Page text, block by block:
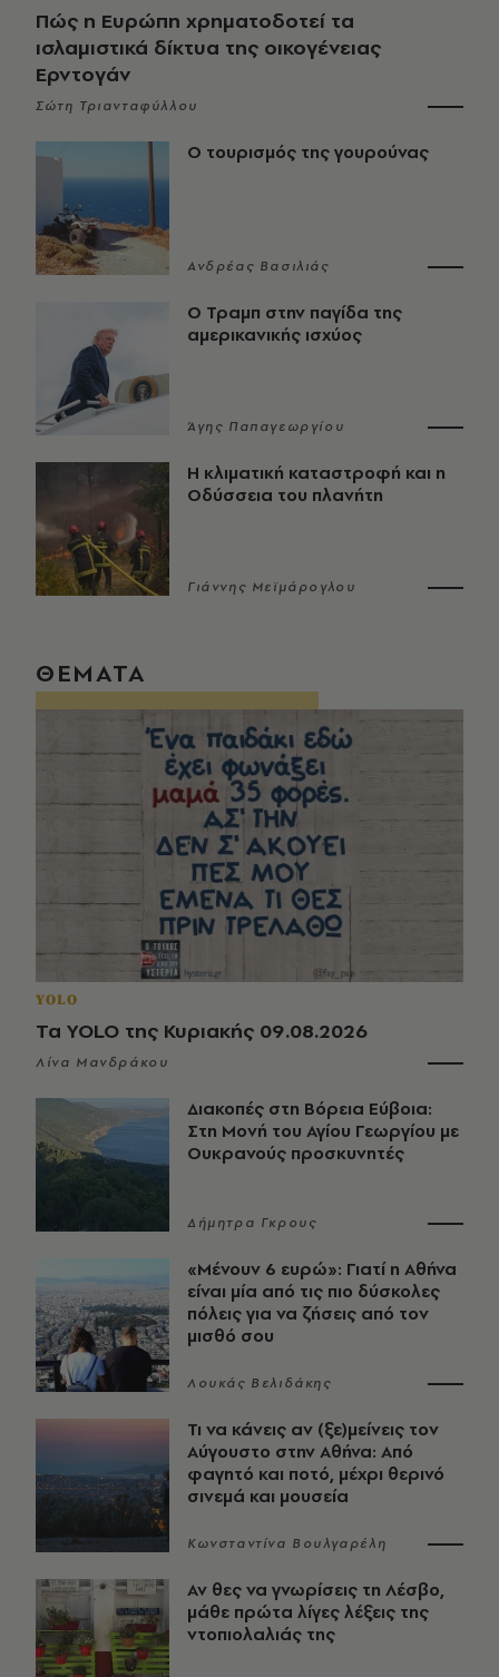
Πώς η Ευρώπη χρηματοδοτεί τα
ισλαμιστικά δίκτυα της οικογένειας
Ερντογάν
Σώτη Τριανταφύλλου
Ο τουρισμός της γουρούνας
Ανδρέας Βασιλιάς
Ο Τραμπ στην παγίδα της
αμερικανικής ισχύος
Άγης Παπαγεωργίου
Η κλιματική καταστροφή και η
Οδύσσεια του πλανήτη
Γιάννης Μεϊμάρογλου
ΘΕΜΑΤΑ
YOLO
Τα YOLO της Κυριακής 09.08.2026
Λίνα Μανδράκου
Διακοπές στη Βόρεια Εύβοια:
Στη Μονή του Αγίου Γεωργίου με
Ουκρανούς προσκυνητές
Δήμητρα Γκρους
«Μένουν 6 ευρώ»: Γιατί η Αθήνα
είναι μία από τις πιο δύσκολες
πόλεις για να ζήσεις από τον
μισθό σου
Λουκάς Βελιδάκης
Τι να κάνεις αν (ξε)μείνεις τον
Αύγουστο στην Αθήνα: Από
φαγητό και ποτό, μέχρι θερινό
σινεμά και μουσεία
Κωνσταντίνα Βουλγαρέλη
Αν θες να γνωρίσεις τη Λέσβο,
μάθε πρώτα λίγες λέξεις της
ντοπιολαλιάς της